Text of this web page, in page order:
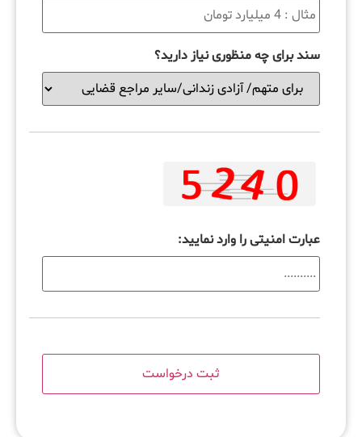
سند برای چه منظوری نیاز دارید؟
عبارت امنیتی را وارد نمایید: